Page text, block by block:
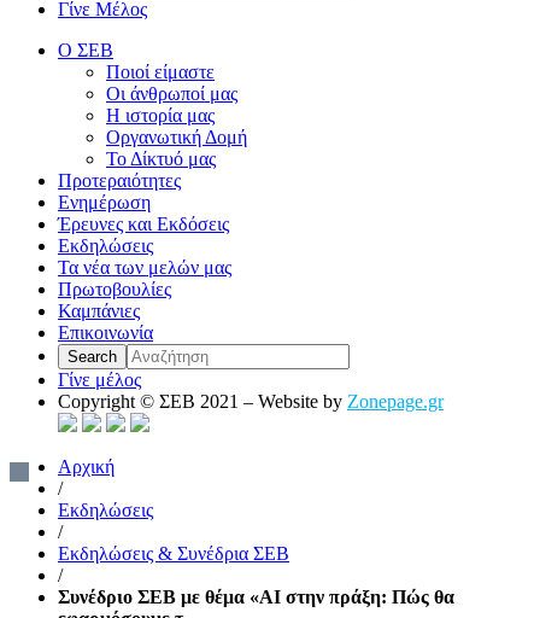
Γίνε Μέλος
Ο ΣΕΒ
Ποιοί είμαστε
Οι άνθρωποί μας
Η ιστορία μας
Οργανωτική Δομή
Το Δίκτυό μας
Προτεραιότητες
Ενημέρωση
Έρευνες και Εκδόσεις
Εκδηλώσεις
Τα νέα των μελών μας
Πρωτοβουλίες
Καμπάνιες
Επικοινωνία
Γίνε μέλος
Copyright © ΣΕΒ 2021 – Website by Zonepage.gr
Αρχική
/
Εκδηλώσεις
/
Εκδηλώσεις & Συνέδρια ΣΕΒ
/
Συνέδριο ΣΕΒ με θέμα «AI στην πράξη: Πώς θα